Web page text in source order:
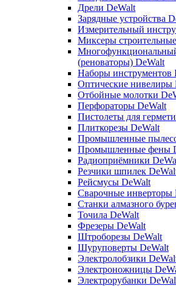
Дрели DeWalt
Зарядные устройства
Измерительный
Миксеры
(реноваторы) DeWalt
Наборы инструментов
Оптические нивелиры
Отбойные молотки
Перфораторы DeWalt
Пистолеты для
Плиткорезы DeWalt
Промышленные
Промышленные фены
Радиоприёмники
Резчики шпилек
Рейсмусы DeWalt
Сварочные инверторы
Станки алмазного
Точила DeWalt
Фрезеры DeWalt
Штроборезы DeWalt
Шуруповерты DeWalt
Электролобзики
Электроножницы
Электрорубанки